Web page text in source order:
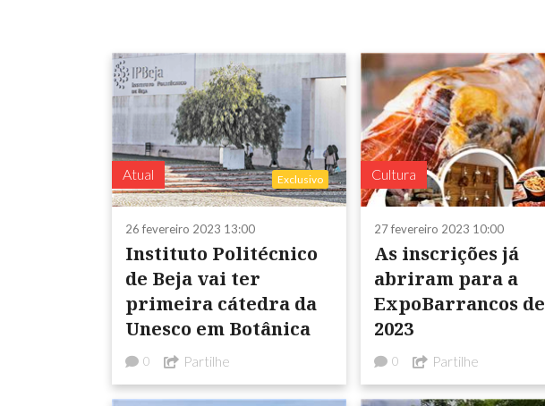
Atual Exclusivo
26 fevereiro 2023 13:00
Instituto Politécnico
de Beja vai ter
primeira cátedra da
Unesco em Botânica
0 Partilhe
Cultura
27 fevereiro 2023 10:00
As inscrições já
abriram para a
ExpoBarrancos de
2023
0 Partilhe